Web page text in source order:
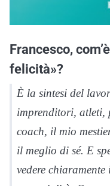
Francesco,
felicità»?
È la sintesi del
imprenditori, atleti,
coach, il mio
il meglio di sé. E
vedere